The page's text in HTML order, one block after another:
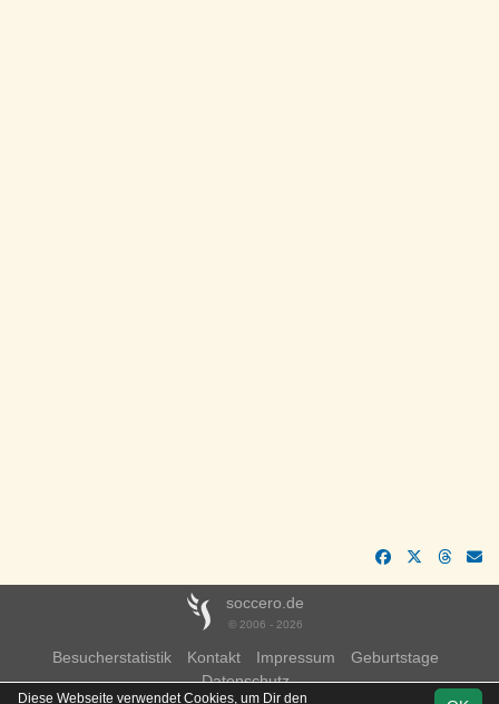
soccero.de
© 2006 - 2026
Besucherstatistik Kontakt Impressum
Geburtstage
Datenschutz
Diese Webseite verwendet Cookies, um Dir den